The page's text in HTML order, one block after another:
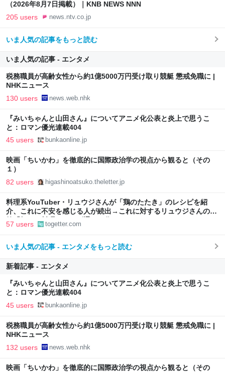
（2026年8月7日掲載）｜KNB NEWS NNN
205 users news.ntv.co.jp
いま人気の記事をもっと読む
いま人気の記事 - エンタメ
税務職員が高齢女性から約1億5000万円受け取り競艇 懲戒免職に |
NHKニュース
130 users news.web.nhk
『みいちゃんと山田さん』についてアニメ化公表と炎上で思うこ
と：ロマン優光連載404
45 users bunkaonline.jp
映画「ちいかわ」を徹底的に国際政治学の視点から観ると（その
１）
82 users higashinoatsuko.theletter.jp
料理系YouTuber・リュウジさんが「鶏のたたき」のレシピを紹
介、これに不安を感じる人が続出→これに対するリュウジさんの回
答「頼む、料理はレシピ通りに作れ」
57 users togetter.com
いま人気の記事 - エンタメをもっと読む
新着記事 - エンタメ
『みいちゃんと山田さん』についてアニメ化公表と炎上で思うこ
と：ロマン優光連載404
45 users bunkaonline.jp
税務職員が高齢女性から約1億5000万円受け取り競艇 懲戒免職に |
NHKニュース
132 users news.web.nhk
映画「ちいかわ」を徹底的に国際政治学の視点から観ると（その